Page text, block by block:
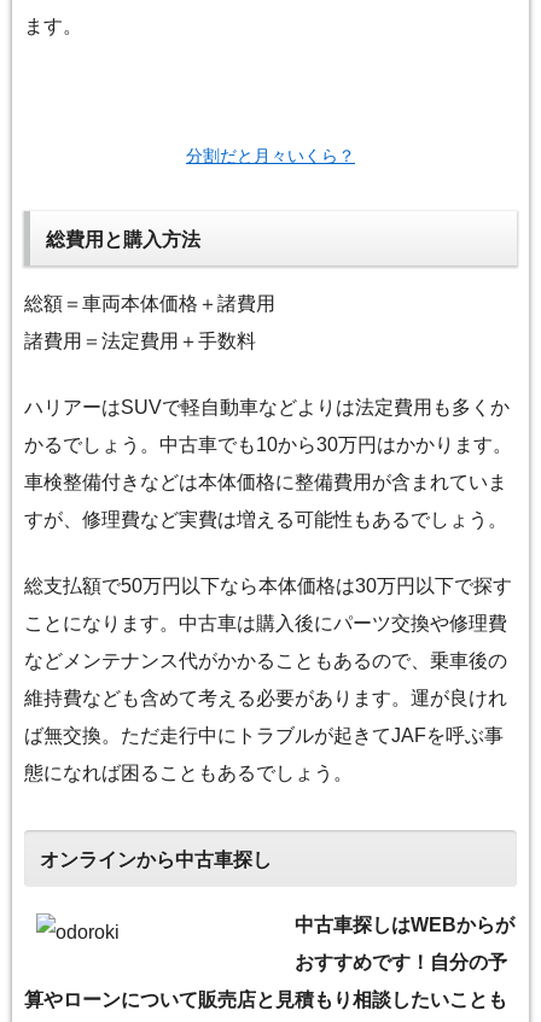
ます。
分割だと月々いくら？
総費用と購入方法
総額＝車両本体価格＋諸費用
諸費用＝法定費用＋手数料
ハリアーはSUVで軽自動車などよりは法定費用も多くか
かるでしょう。中古車でも10から30万円はかかります。
車検整備付きなどは本体価格に整備費用が含まれていま
すが、修理費など実費は増える可能性もあるでしょう。
総支払額で50万円以下なら本体価格は30万円以下で探す
ことになります。中古車は購入後にパーツ交換や修理費
などメンテナンス代がかかることもあるので、乗車後の
維持費なども含めて考える必要があります。運が良けれ
ば無交換。ただ走行中にトラブルが起きてJAFを呼ぶ事
態になれば困ることもあるでしょう。
オンラインから中古車探し
中古車探しはWEBからが
おすすめです！自分の予
算やローンについて販売店と見積もり相談したいことも